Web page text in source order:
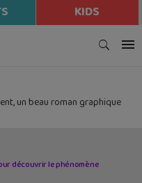
KIDS
un beau roman graphique
découvrir le phénomène
check